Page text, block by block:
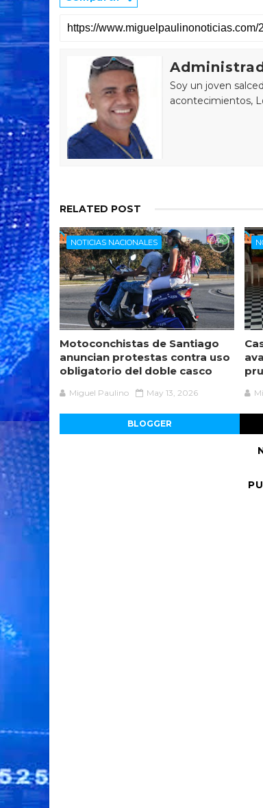
Soy un joven
acontecimientos,
RELATED POST
NOTICIAS NACIONALES
Motoconchistas de Santiago
anuncian protestas contra uso
obligatorio del doble casco
Miguel Paulino May 13, 2026
BLOGGER